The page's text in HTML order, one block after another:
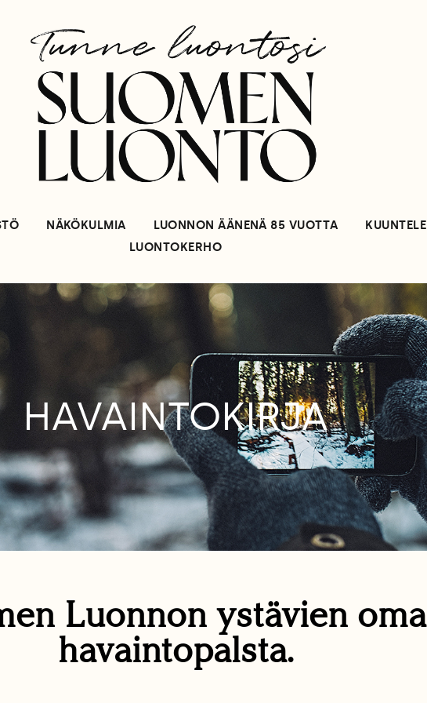
NÄKÖKULMIA LUONNON ÄÄNENÄ 85 VUOTTA KUUNTELE
LUONTOKERHO
HAVAINTOKIRJA
Luonnon ystävien oma
havaintopalsta.